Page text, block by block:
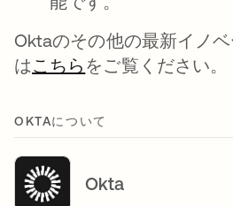
Oktaのその他の最新イノ
はこちら をご覧ください。
OKTAについて
Okta